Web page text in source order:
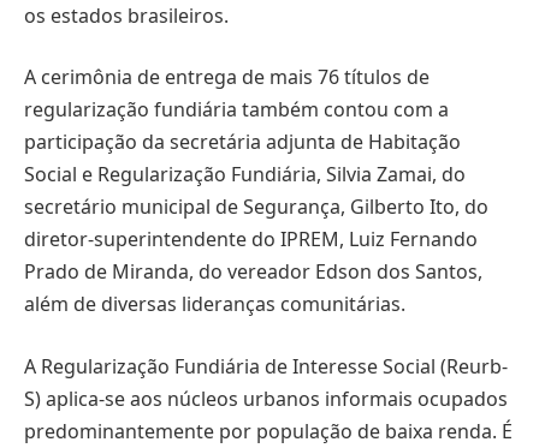
os estados brasileiros.
A cerimônia de entrega de mais 76 títulos de
regularização fundiária também contou com a
participação da secretária adjunta de Habitação
Social e Regularização Fundiária, Silvia Zamai, do
secretário municipal de Segurança, Gilberto Ito, do
diretor-superintendente do IPREM, Luiz Fernando
Prado de Miranda, do vereador Edson dos Santos,
além de diversas lideranças comunitárias.
A Regularização Fundiária de Interesse Social (Reurb-
S) aplica-se aos núcleos urbanos informais ocupados
predominantemente por população de baixa renda. É